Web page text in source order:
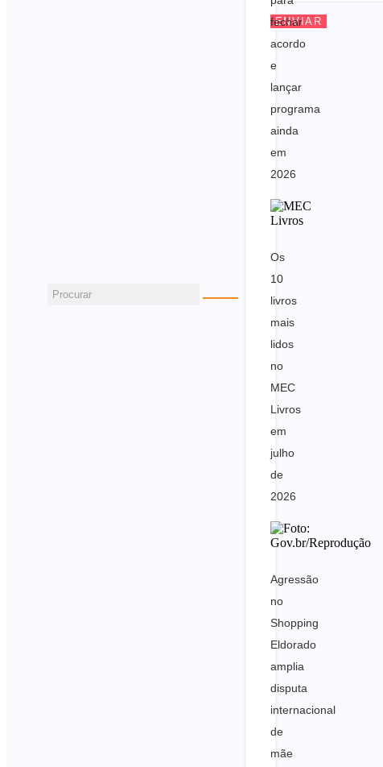
ENVIAR
fechar
acordo
e
lançar
programa
ainda
em
2026
Os
10
livros
mais
lidos
no
MEC
Livros
em
julho
de
2026
Agressão
no
Shopping
Eldorado
amplia
disputa
internacional
de
mãe